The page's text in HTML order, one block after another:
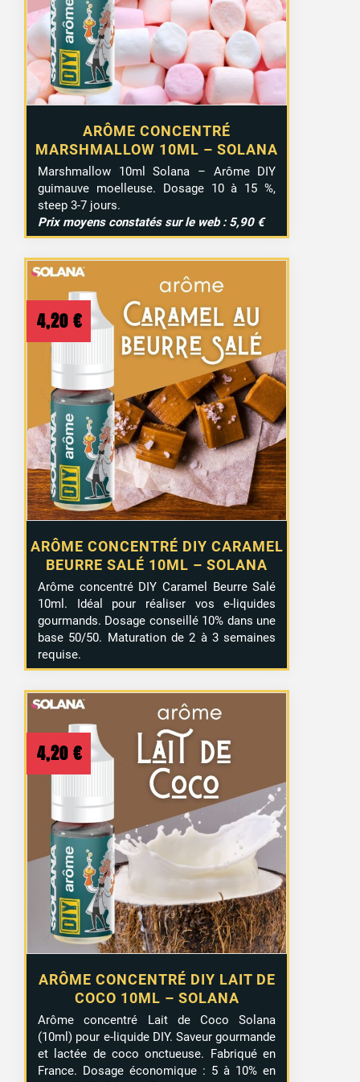
ARÔME CONCENTRÉ
MARSHMALLOW 10ML – SOLANA
Marshmallow 10ml Solana – Arôme DIY
guimauve moelleuse. Dosage 10 à 15 %,
steep 3-7 jours.
Prix moyens constatés sur le web : 5,90 €
ARÔME CONCENTRÉ DIY CARAMEL
BEURRE SALÉ 10ML – SOLANA
4,20 €
Arôme concentré DIY Caramel Beurre Salé
10ml. Idéal pour réaliser vos e-liquides
gourmands. Dosage conseillé 10% dans une
base 50/50. Maturation de 2 à 3 semaines
requise.
ARÔME CONCENTRÉ DIY LAIT DE
COCO 10ML – SOLANA
4,20 €
Arôme concentré Lait de Coco Solana
(10ml) pour e-liquide DIY. Saveur gourmande
et lactée de coco onctueuse. Fabriqué en
France. Dosage économique : 5 à 10% en